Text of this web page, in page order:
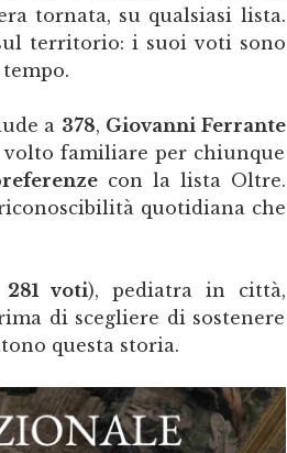
tornata, su qualsiasi lista.
sul territorio: i suoi voti sono
a 378, Giovanni Ferrante
familiare per chiunque
con la lista Oltre.
quotidiana che
281 voti), pediatra in città,
di scegliere di sostenere
questa storia.